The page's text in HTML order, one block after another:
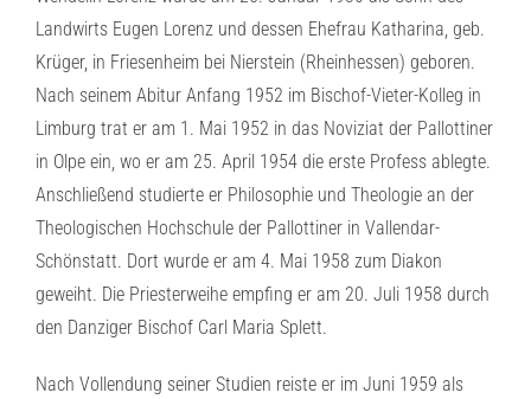
Landwirts Eugen Lorenz und dessen Ehefrau Katharina, geb.
Krüger, in Friesenheim bei Nierstein (Rheinhessen) geboren.
Nach seinem Abitur Anfang 1952 im Bischof-Vieter-Kolleg in
Limburg trat er am 1. Mai 1952 in das Noviziat der Pallottiner
in Olpe ein, wo er am 25. April 1954 die erste Profess ablegte.
Anschließend studierte er Philosophie und Theologie an der
Theologischen Hochschule der Pallottiner in Vallendar-
Schönstatt. Dort wurde er am 4. Mai 1958 zum Diakon
geweiht. Die Priesterweihe empfing er am 20. Juli 1958 durch
den Danziger Bischof Carl Maria Splett.
Nach Vollendung seiner Studien reiste er im Juni 1959 als